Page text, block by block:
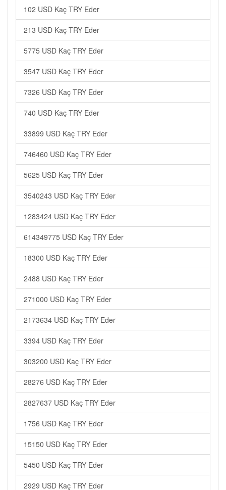
102 USD Kaç TRY Eder
213 USD Kaç TRY Eder
5775 USD Kaç TRY Eder
3547 USD Kaç TRY Eder
7326 USD Kaç TRY Eder
740 USD Kaç TRY Eder
33899 USD Kaç TRY Eder
746460 USD Kaç TRY Eder
5625 USD Kaç TRY Eder
3540243 USD Kaç TRY Eder
1283424 USD Kaç TRY Eder
614349775 USD Kaç TRY Eder
18300 USD Kaç TRY Eder
2488 USD Kaç TRY Eder
271000 USD Kaç TRY Eder
2173634 USD Kaç TRY Eder
3394 USD Kaç TRY Eder
303200 USD Kaç TRY Eder
28276 USD Kaç TRY Eder
2827637 USD Kaç TRY Eder
1756 USD Kaç TRY Eder
15150 USD Kaç TRY Eder
5450 USD Kaç TRY Eder
2929 USD Kaç TRY Eder